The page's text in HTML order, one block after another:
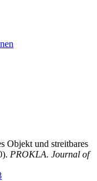
Objekt und streitbares
PROKLA. Journal of